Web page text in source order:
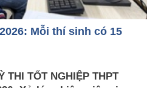
Mỗi thí sinh có 15
THI TỐT NGHIỆP THPT